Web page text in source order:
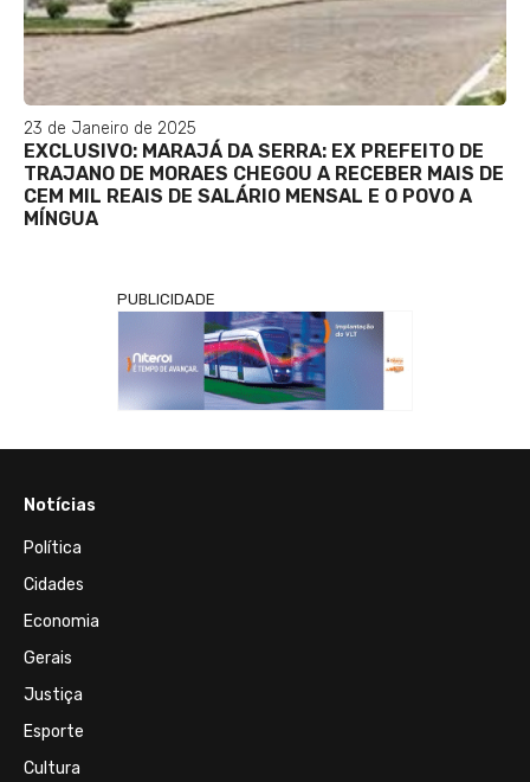
23 de Janeiro de 2025
EXCLUSIVO: MARAJÁ DA SERRA: EX PREFEITO DE
TRAJANO DE MORAES CHEGOU A RECEBER MAIS DE
CEM MIL REAIS DE SALÁRIO MENSAL E O POVO A
MÍNGUA
PUBLICIDADE
Notícias
Política
Cidades
Economia
Gerais
Justiça
Esporte
Cultura